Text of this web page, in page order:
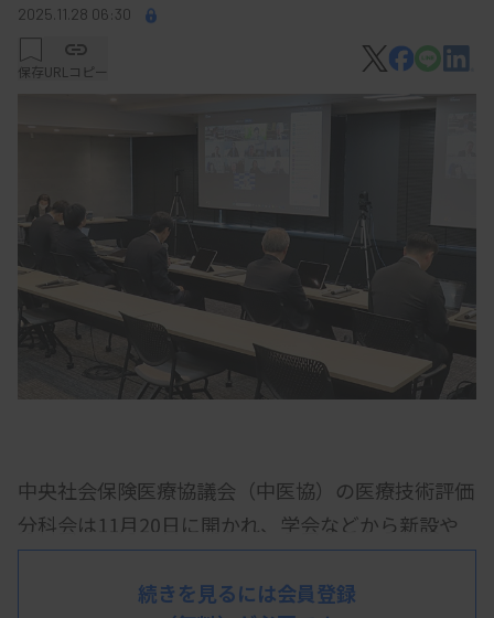
2025.11.28 06:30
保存URLコピー
中央社会保険医療協議会（中医協）の医療技術評価
分科会は11月20日に開かれ、学会などから新設や
増点などの提案があった医療技術計807件のうち
713件を、2026年度診療報酬改定に向けて評価を行
続きを見るには会員登録